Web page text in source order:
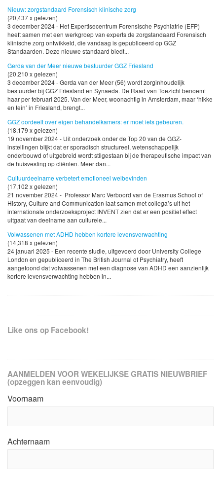
Nieuw: zorgstandaard Forensisch klinische zorg
(20,437 x gelezen)
3 december 2024 - Het Expertisecentrum Forensische Psychiatrie (EFP)
heeft samen met een werkgroep van experts de zorgstandaard Forensisch
klinische zorg ontwikkeld, die vandaag is gepubliceerd op GGZ
Standaarden. Deze nieuwe standaard biedt...
Gerda van der Meer nieuwe bestuurder GGZ Friesland
(20,210 x gelezen)
3 december 2024 - Gerda van der Meer (56) wordt zorginhoudelijk
bestuurder bij GGZ Friesland en Synaeda. De Raad van Toezicht benoemt
haar per februari 2025. Van der Meer, woonachtig in Amsterdam, maar ‘hikke
en tein’ in Friesland, brengt...
GGZ oordeelt over eigen behandelkamers: er moet iets gebeuren.
(18,179 x gelezen)
19 november 2024 - Uit onderzoek onder de Top 20 van de GGZ-
instellingen blijkt dat er sporadisch structureel, wetenschappelijk
onderbouwd of uitgebreid wordt stilgestaan bij de therapeutische impact van
de huisvesting op cliënten. Meer dan...
Cultuurdeelname verbetert emotioneel welbevinden
(17,102 x gelezen)
21 november 2024 - Professor Marc Verboord van de Erasmus School of
History, Culture and Communication laat samen met collega’s uit het
internationale onderzoeksproject INVENT zien dat er een positief effect
uitgaat van deelname aan culturele...
Volwassenen met ADHD hebben kortere levensverwachting
(14,318 x gelezen)
24 januari 2025 - Een recente studie, uitgevoerd door University College
London en gepubliceerd in The British Journal of Psychiatry, heeft
aangetoond dat volwassenen met een diagnose van ADHD een aanzienlijk
kortere levensverwachting hebben in...
Like ons op Facebook!
AANMELDEN VOOR WEKELIJKSE GRATIS NIEUWBRIEF
(opzeggen kan eenvoudig)
Voornaam
Achternaam